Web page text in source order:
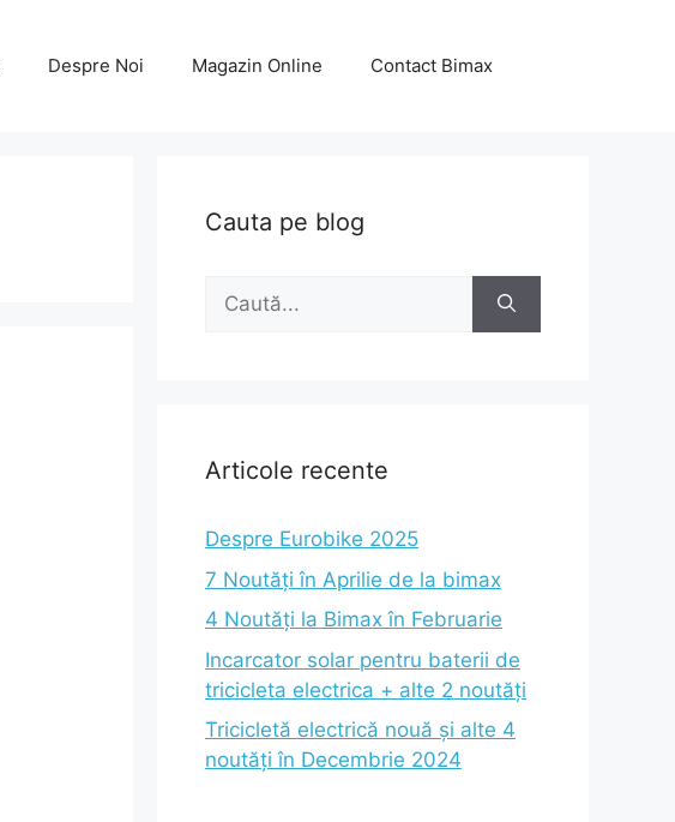
Despre Noi Magazin Online Contact Bimax
Cauta pe blog
Caută
Articole recente
Despre Eurobike 2025
7 Noutăți în Aprilie de la bimax
4 Noutăți la Bimax în Februarie
Incarcator solar pentru baterii de
tricicleta electrica + alte 2 noutăți
Tricicletă electrică nouă și alte 4
noutăți în Decembrie 2024